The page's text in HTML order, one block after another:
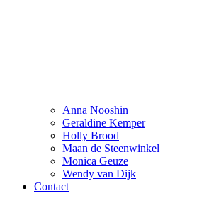
Anna Nooshin
Geraldine Kemper
Holly Brood
Maan de Steenwinkel
Monica Geuze
Wendy van Dijk
Contact